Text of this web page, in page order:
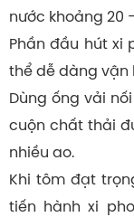
nước khoảng 20
Phần đầu hút xi
thể dễ dàng vận
Dùng ống vải
cuộn chất thải
nhiều ao.
Khi tôm đạt
tiến hành xi